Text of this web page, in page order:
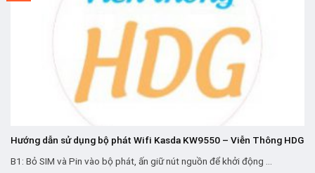
Hướng dẫn sử dụng bộ phát Wifi Kasda KW9550 – Viễn Thông HDG
B1: Bỏ SIM và Pin vào bộ phát, ấn giữ nút nguồn để khởi động ...